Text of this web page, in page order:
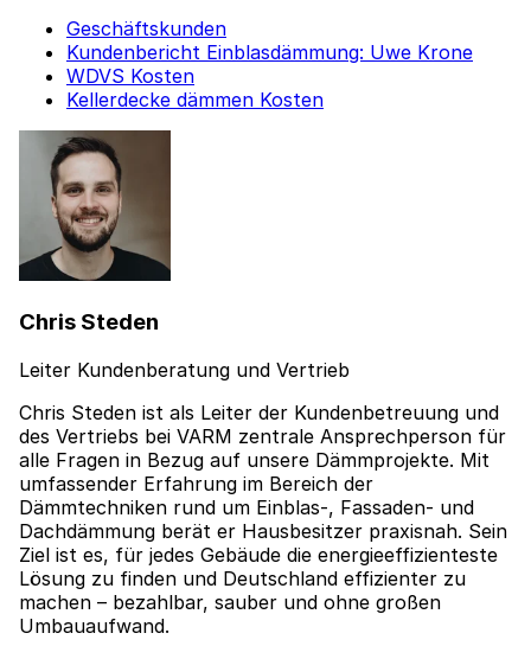
Geschäftskunden
Kundenbericht Einblasdämmung: Uwe Krone
WDVS Kosten
Kellerdecke dämmen Kosten
Chris Steden
Leiter Kundenberatung und Vertrieb
Chris Steden ist als Leiter der Kundenbetreuung und
des Vertriebs bei VARM zentrale Ansprechperson für
alle Fragen in Bezug auf unsere Dämmprojekte. Mit
umfassender Erfahrung im Bereich der
Dämmtechniken rund um Einblas-, Fassaden- und
Dachdämmung berät er Hausbesitzer praxisnah. Sein
Ziel ist es, für jedes Gebäude die energieeffizienteste
Lösung zu finden und Deutschland effizienter zu
machen – bezahlbar, sauber und ohne großen
Umbauaufwand.